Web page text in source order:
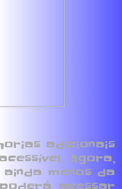
adicionais
Agora,
menos da